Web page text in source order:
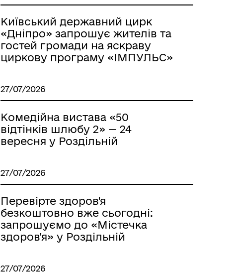
Київський державний цирк
«Дніпро» запрошує жителів та
гостей громади на яскраву
циркову програму «ІМПУЛЬС»
27/07/2026
Комедійна вистава «50
відтінків шлюбу 2» — 24
вересня у Роздільній
27/07/2026
Перевірте здоров'я
безкоштовно вже сьогодні:
запрошуємо до «Містечка
здоров'я» у Роздільній
27/07/2026